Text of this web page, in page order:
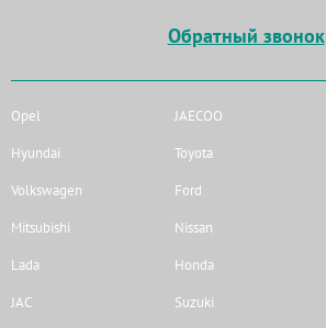
Обратный звонок
Opel JAECOO
Hyundai
Toyota
Volkswagen
Ford
Mitsubishi
Nissan
Lada
Honda
JAC
Suzuki